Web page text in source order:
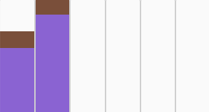
Rádióra alkalmazó, 1970–1974: 1
Rádióra alkalmazó,